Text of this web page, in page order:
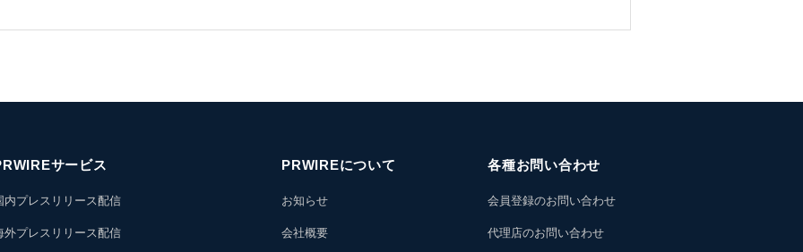
サービス
内プレスリリース配信
外プレスリリース配信
PRWIREについて
お知らせ
会社概要
各種お問い合わせ
会員登録のお問い合わせ
代理店のお問い合わせ